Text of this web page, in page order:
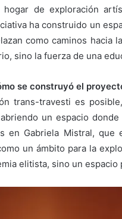
de exploración
ha construido un
como caminos hacia
sino la fuerza de una
se construyó el
trans-travesti es
un espacio
en Gabriela Mistral, que
un ámbito para la
elitista, sino un